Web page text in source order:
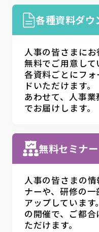
各種資料ダウ
人事の皆さまに
無料でご用意して
各資料ごとにフ
ドいただけます。
あわせて、人事
でお届けします。
無料セミナー
人事の皆さまの
ナーや、研修の
アップしていま
の開催で、ご都
ただけます。